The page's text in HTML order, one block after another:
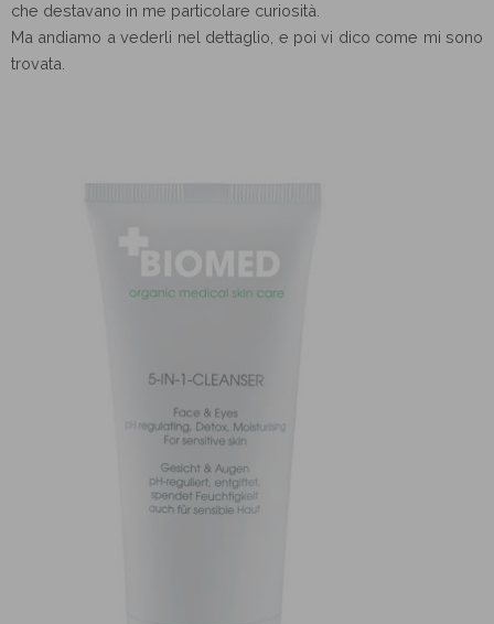
che destavano in me particolare curiosità.
Ma andiamo a vederli nel dettaglio, e poi vi dico come mi sono
trovata.